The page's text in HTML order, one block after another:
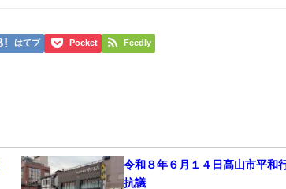
はてブ Pocket Feedly
令和８年６月１４日高山市平和
抗議